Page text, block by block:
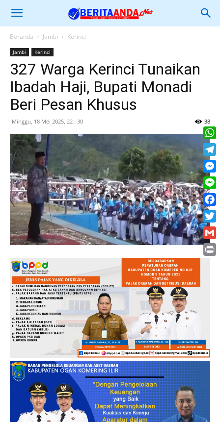
Beranda Jambi Kerinci
Jambi Kerinci
327 Warga Kerinci Tunaikan
Ibadah Haji, Bupati Monadi
Beri Pesan Khusus
Minggu, 18 Mei 2025, 22 : 30 38
Line